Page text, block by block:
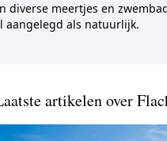
diverse meertjes en
aangelegd als natuurlijk.
artikelen over